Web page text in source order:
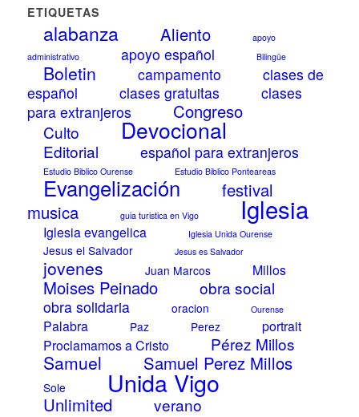
ETIQUETAS
alabanza Aliento
apoyo
administrativo
apoyo español Bilingüe
Boletin campamento
clases de
español
clases gratuitas
clases
para extranjeros
Congreso
Culto Devocional
Editorial español para extranjeros
Estudio Biblico Ourense Estudio Biblico Ponteareas
Evangelización
festival
musica
guia turistica en Vigo Iglesia
Iglesia evangelica Iglesia Unida Ourense
Jesus el Salvador Jesus es Salvador
jovenes Juan Marcos Millos
Moises Peinado obra social
obra solidaria oracion Ourense
Palabra Paz Perez
portrait
Proclamamos a Cristo
Pérez Millos
Samuel Samuel Perez Millos
Sole Unida Vigo
Unlimited verano